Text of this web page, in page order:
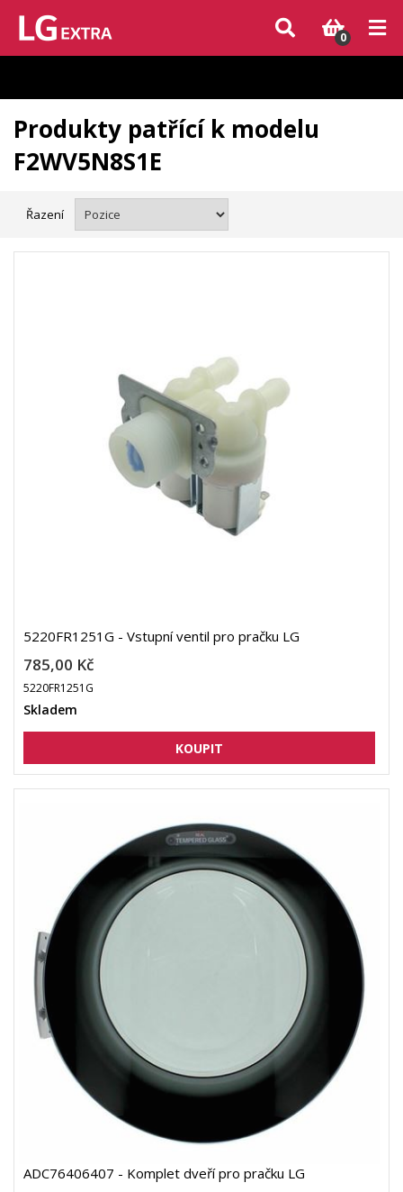
Vzhledem k aktuální situaci se může dodání dílů, které nejsou skladem,
zpozdit. Děkujeme za pochopení.
0
Produkty patřící k modelu
F2WV5N8S1E
Řazení
5220FR1251G - Vstupní ventil pro pračku LG
785,00 Kč
5220FR1251G
Skladem
ADC76406407 - Komplet dveří pro pračku LG